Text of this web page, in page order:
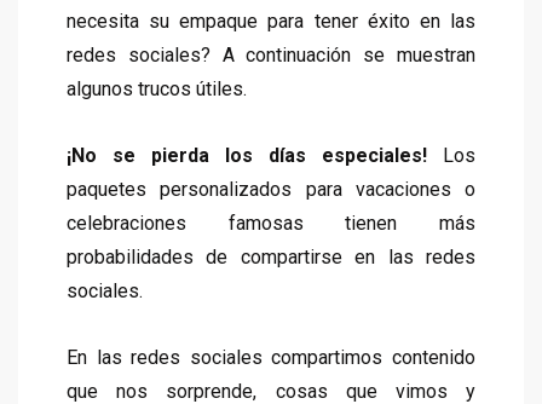
necesita su empaque para tener éxito en las
redes sociales? A continuación se muestran
algunos trucos útiles.
¡No se pierda los días especiales! Los
paquetes personalizados para vacaciones o
celebraciones famosas tienen más
probabilidades de compartirse en las redes
sociales.
En las redes sociales compartimos contenido
que nos sorprende, cosas que vimos y